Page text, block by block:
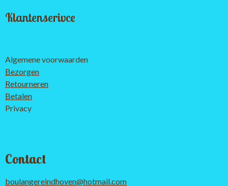
Klantenserivce
Algemene voorwaarden
Bezorgen
Retourneren
Betalen
Privacy
Contact
boulangereindhoven@hotmail.com